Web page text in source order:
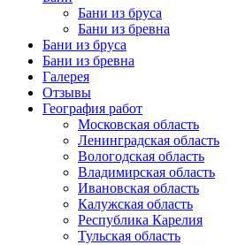
Бани из бруса
Бани из бревна
Бани из бруса
Бани из бревна
Галерея
Отзывы
География работ
Московская область
Ленинградская область
Вологодская область
Владимирская область
Ивановская область
Калужская область
Республика Карелия
Тульская область